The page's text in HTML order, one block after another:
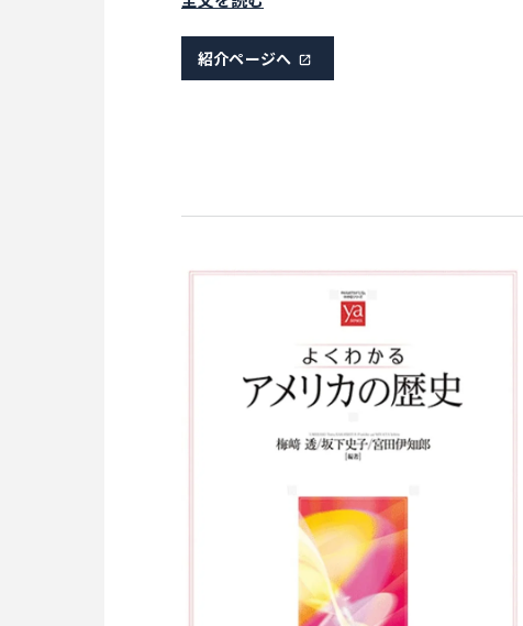
序、コーヒーの世界市場など、人・モノ・概
念・技術のグローバルな〈移動〉が絡み合
紹介ページへ